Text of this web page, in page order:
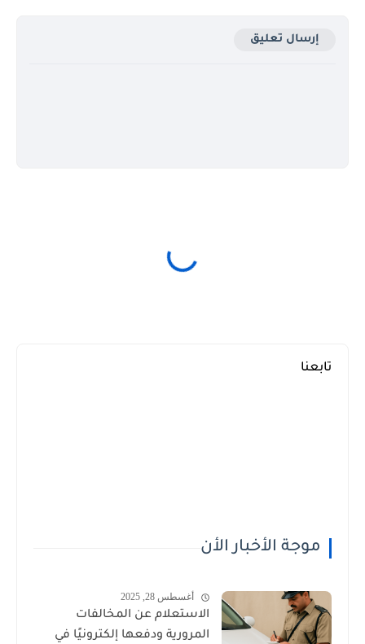
إرسال تعليق
تابعنا
موجة الأخبار الأن
أغسطس 28, 2025
الاستعلام عن المخالفات
المرورية ودفعها إلكترونيًا في